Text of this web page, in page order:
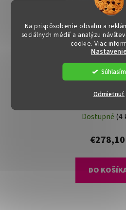
Na prispôsobenie obsahu a
sociálnych médií a analýzu
cookie. Viac
Odmietnuť
Súhlasím
DOPRAVA
Polohovacie
(imitácia
Dostupné (4
€278,10
DO